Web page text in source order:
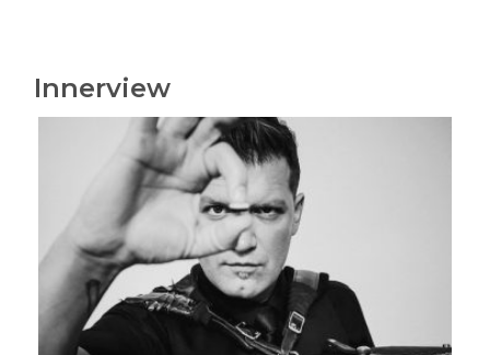
Innerview